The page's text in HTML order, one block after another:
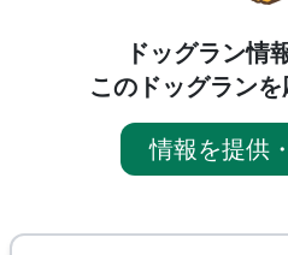
ドッグラン情
このドッグランを
情報を提供